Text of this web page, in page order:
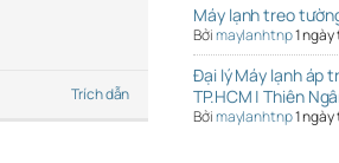
Trích dẫn
Máy lạnh treo
Bởimaylanhtnp1
Đại lý Máy lạnh áp
TP.HCM | Thiên
Bởimaylanhtnp1